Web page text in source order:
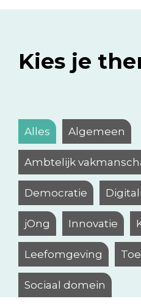
Kies je
Alles Algemeen
Ambtelijk
Democratie
jOng Innovatie
Leefomgeving
Sociaal domein